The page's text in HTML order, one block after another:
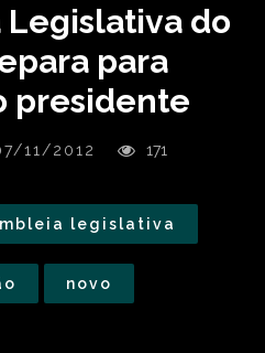
do
para
presidente
11/2012 171
legislativa
novo